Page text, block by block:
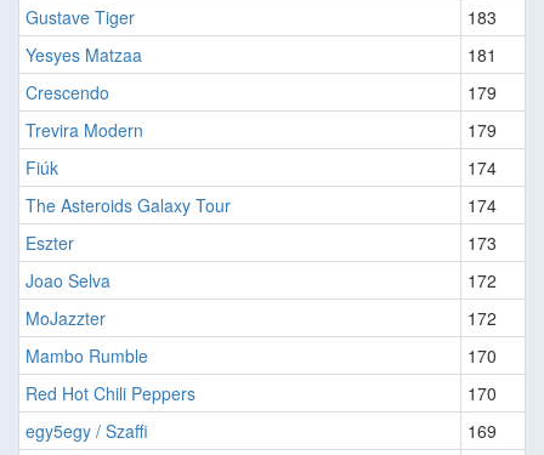
Gustave Tiger
183
Yesyes Matzaa
181
Crescendo
179
Trevira Modern
179
Fiúk
174
The Asteroids Galaxy Tour
174
Eszter
173
Joao Selva
172
MoJazzter
172
Mambo Rumble
170
Red Hot Chili Peppers
170
egy5egy / Szaffi
169